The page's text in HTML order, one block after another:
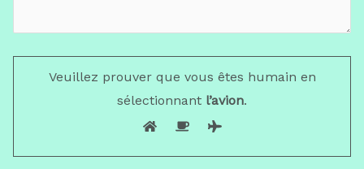
Veuillez prouver que vous êtes humain en
sélectionnant l’avion.